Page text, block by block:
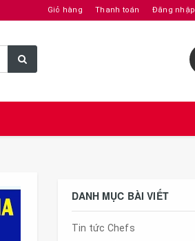
Giỏ hàng Thanh toán Đăng nhập
DANH MỤC BÀI VIẾT
Tin tức Chefs